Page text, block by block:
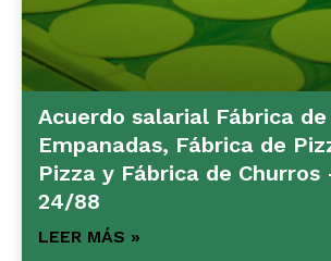
Acuerdo salarial Fábrica de
Empanadas, Fábrica de
Pizza y Fábrica de Churros
24/88
LEER MÁS »